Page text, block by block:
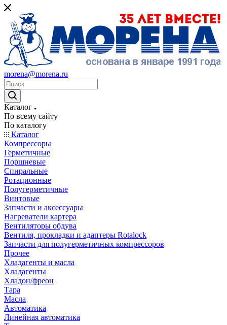
morena@morena.ru
Каталог
По всему сайту
По каталогу
Каталог
Компрессоры
Герметичные
Поршневые
Спиральные
Ротационные
Полугерметичные
Винтовые
Запчасти и аксессуары
Нагреватели картера
Вентиляторы обдува
Вентиля, прокладки и адаптеры Rotalock
Запчасти для полугерметичных компрессоров
Прочее
Хладагенты и масла
Хладагенты
Хладон/фреон
Тара
Масла
Автоматика
Линейная автоматика